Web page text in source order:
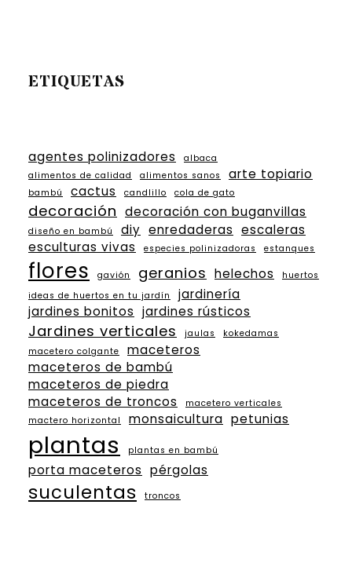
ETIQUETAS
agentes polinizadores
albaca
alimentos de calidad
alimentos sanos arte topiario
bambú cactus candlillo cola de gato
decoración decoración con buganvillas
diseño en bambú diy enredaderas escaleras
esculturas vivas
especies polinizadoras estanques
flores gavión geranios helechos
huertos
ideas de huertos en tu jardín
jardinería
jardines bonitos jardines rústicos
Jardines verticales jaulas
kokedamas
macetero colgante
maceteros
maceteros de bambú
maceteros de piedra
maceteros de troncos
macetero verticales
mactero horizontal
monsaicultura petunias
plantas plantas en bambú
porta maceteros pérgolas
suculentas troncos